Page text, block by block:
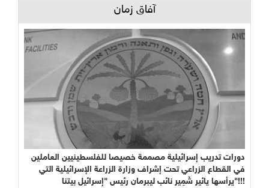
آفاق زمان
دورات تدريب إسرائيلية مصممة خصيصا للفلسطينيين العاملين
في القطاع الزراعي تحت إشراف وزارة الزراعة الإسرائيلية التي
يرأسها يائير شَمِير نائب ليبرمان رئيس "إسرائيل بيتنا"!!!